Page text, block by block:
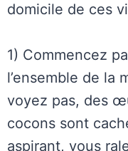
domicile de ces
1) Commencez
l’ensemble de la
voyez pas, des
cocons sont
aspirant, vous